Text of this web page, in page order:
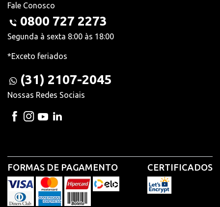
Fale Conosco
0800 727 2273
Segunda à sexta 8:00 às 18:00
*Exceto feriados
(31) 2107-2045
Nossas Redes Sociais
FORMAS DE PAGAMENTO CERTIFICADOS